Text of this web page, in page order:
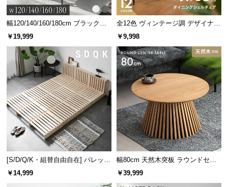
幅120/140/160/180cm ブラックフ
レーム ダイニング 大理石調 4人掛
￥19,999
全12色 ヴィンテージ調 デザイナー
ズシェルチェア
￥9,998
[S/D/Q/K・組替自由自在] パレット
ベッド 8/12/16枚セット
￥14,999
幅80cm 天然木突板 ラウンドセン
ターテーブル 美しい格子デザイン
￥39,999